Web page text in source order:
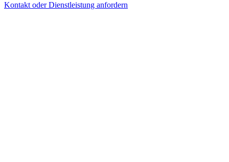
Kontakt oder Dienstleistung anfordern